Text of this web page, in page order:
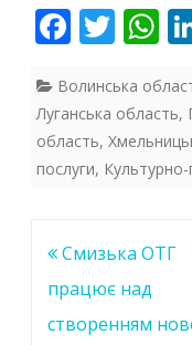
F
ac
e
b
o
k
T
w
itt
er
W
h
at
s
A
p
Волинська
Луганська область,
область,
послуги, Культурно-
Навігація
записів
Смизька ОТГ
працює над
створенням